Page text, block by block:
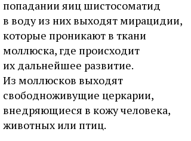
попадании яиц шистосоматид
в воду из них выходят мирацидии,
которые проникают в ткани
моллюска, где происходит
их дальнейшее развитие.
Из моллюсков выходят
свободноживущие церкарии,
внедряющиеся в кожу человека,
животных или птиц.